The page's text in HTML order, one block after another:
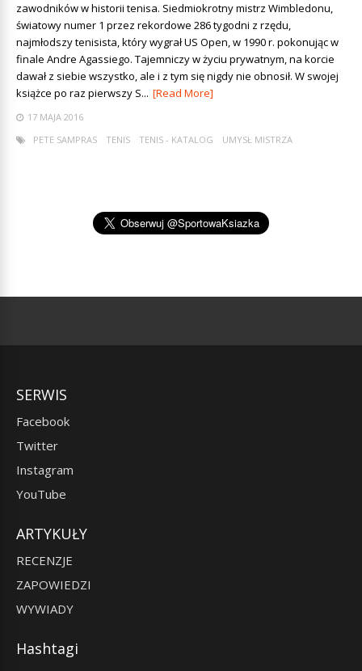
zawodników w historii tenisa. Siedmiokrotny mistrz Wimbledonu,
światowy numer 1 przez rekordowe 286 tygodni z rzędu,
najmłodszy tenisista, który wygrał US Open, w 1990 r. pokonując w
finale Andre Agassiego. Tajemniczy w życiu prywatnym, na korcie
dawał z siebie wszystko, ale i z tym się nigdy nie obnosił. W swojej
książce po raz pierwszy S... [Read More]
17 MAJA 2016
PETE SAMPRAS
TENIS TENIS - KATALOG UMYSŁ MISTRZA
SERWIS
Facebook
Twitter
Instagram
YouTube
ARTYKUŁY
RECENZJE
ZAPOWIEDZI
WYWIADY
Hashtagi